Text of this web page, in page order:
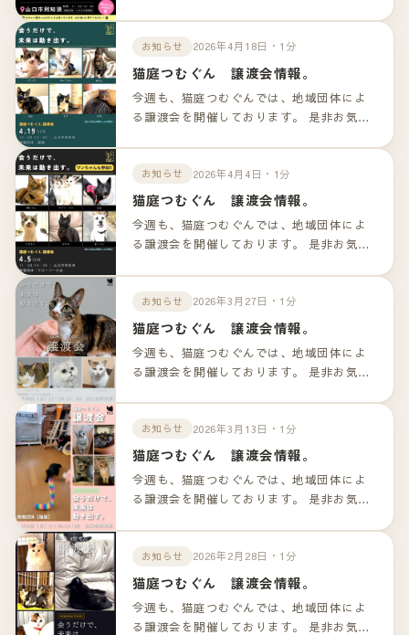
ンクよりご確認下さいませ。
お知らせ 2026年4月18日・1分
猫庭つむぐん 譲渡会情報。
今週も、猫庭つむぐんでは、地域団体によ
る譲渡会を開催しております。 是非お気軽
お知らせ 2026年4月4日・1分
猫庭つむぐん 譲渡会情報。
今週も、猫庭つむぐんでは、地域団体によ
る譲渡会を開催しております。 是非お気軽
ンクよりご確認下さいませ。
お知らせ 2026年3月27日・1分
猫庭つむぐん 譲渡会情報。
今週も、猫庭つむぐんでは、地域団体によ
る譲渡会を開催しております。 是非お気軽
お知らせ 2026年3月13日・1分
猫庭つむぐん 譲渡会情報。
今週も、猫庭つむぐんでは、地域団体によ
る譲渡会を開催しております。 是非お気軽
ンクよりご確認下さいませ。
お知らせ 2026年2月28日・1分
猫庭つむぐん 譲渡会情報。
今週も、猫庭つむぐんでは、地域団体によ
る譲渡会を開催しております。 是非お気軽